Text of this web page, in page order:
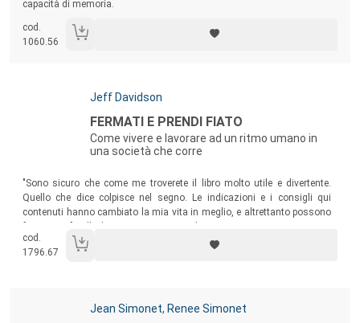
capacità di memoria.
cod.
1060.56
Autori:
Jeff Davidson
Titolo:
FERMATI E PRENDI FIATO
Come vivere e lavorare ad un ritmo umano in
una società che corre
Sommario:
"Sono sicuro che come me troverete il libro molto utile e divertente.
Quello che dice colpisce nel segno. Le indicazioni e i consigli qui
contenuti hanno cambiato la mia vita in meglio, e altrettanto possono
cod.
1796.67
Autori:
Jean Simonet, Renee Simonet